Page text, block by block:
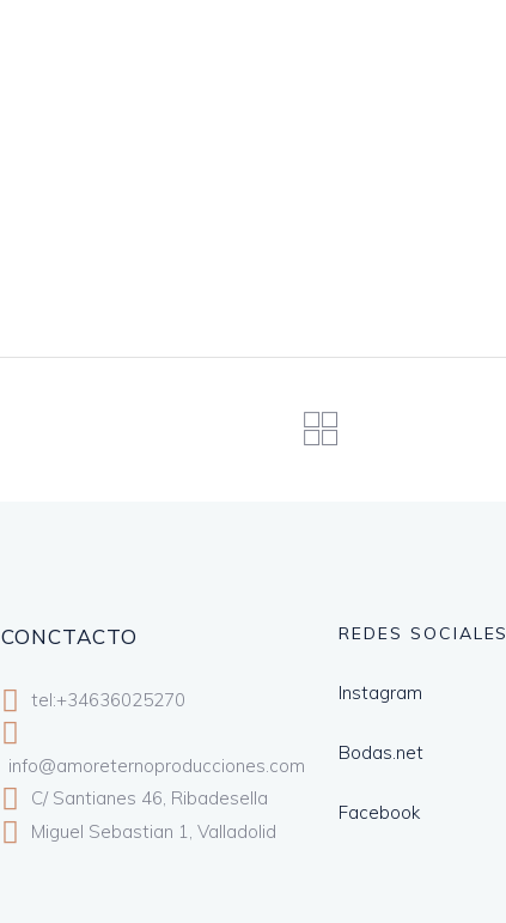
CONCTACTO
tel:+34636025270
info@amoreternoproducciones.com
C/ Santianes 46, Ribadesella
Miguel Sebastian 1, Valladolid
REDES SOCIALES
Instagram
Bodas.net
Facebook